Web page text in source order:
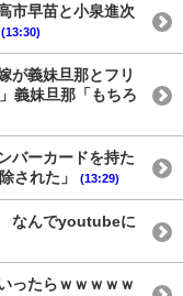
市早苗と小泉進次
(13:30)
が義妹旦那とフリ
義妹旦那「もちろ
バーカードを持た
された」
(13:29)
なんでyoutubeに
ったらｗｗｗｗｗ